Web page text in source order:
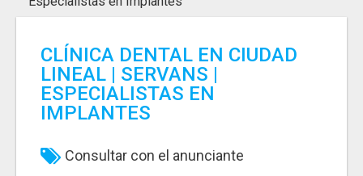
Servicios SEO
Publica Tu Empresa
CLÍNICA DENTAL EN CIUDAD
LINEAL | SERVANS |
ESPECIALISTAS EN
IMPLANTES
Consultar con el anunciante